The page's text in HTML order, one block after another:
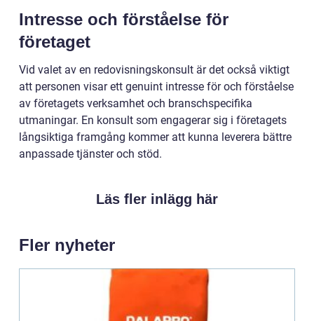
Intresse och förståelse för
företaget
Vid valet av en redovisningskonsult är det också viktigt
att personen visar ett genuint intresse för och förståelse
av företagets verksamhet och branschspecifika
utmaningar. En konsult som engagerar sig i företagets
långsiktiga framgång kommer att kunna leverera bättre
anpassade tjänster och stöd.
Läs fler inlägg här
Fler nyheter